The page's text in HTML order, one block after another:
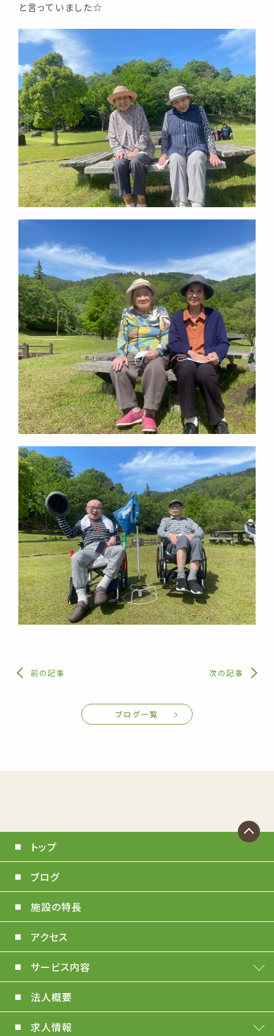
と言っていました☆
前の記事 次の記事
ブログ一覧
トップ
ブログ
施設の特長
アクセス
サービス内容
法人概要
求人情報